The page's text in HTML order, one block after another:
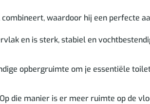
waardoor hij een perfecte
en is sterk, stabiel en
opbergruimte om je essentiële
die manier is er meer ruimte op de